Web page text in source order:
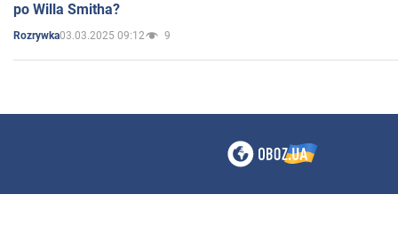
po Willa Smitha?
Rozrywka03.03.2025 09:12 9